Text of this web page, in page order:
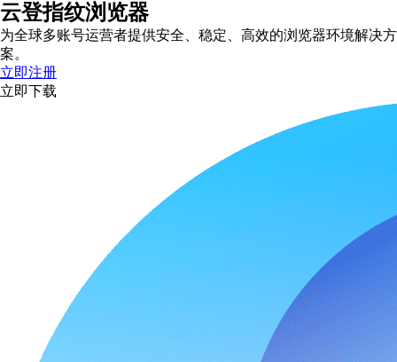
云登指纹浏览器
为全球多账号运营者提供安全、稳定、高效的浏览器环境解决方
案。
立即注册
立即下载